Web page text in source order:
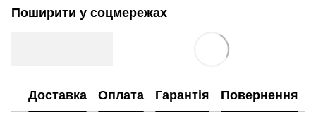
Поширити у соцмережах
Доставка Оплата Гарантія Повернення